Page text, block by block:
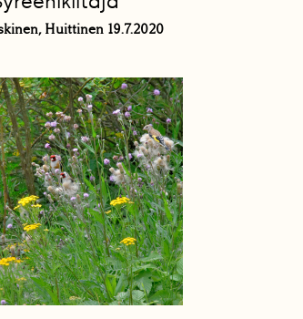
Huittinen 19.7.2020